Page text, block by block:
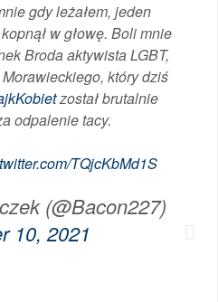
gdy leżałem, jeden
w głowę. Boli mnie
Broda aktywista LGBT,
który dziś
został brutalnie
odpalenie tacy.
TQjcKbMd1S
(@Bacon227)
10, 2021